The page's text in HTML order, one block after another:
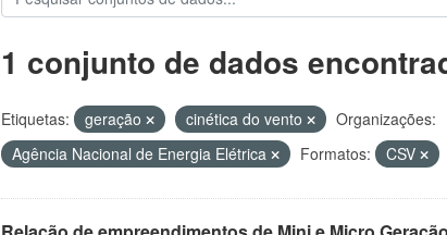
1 conjunto de dados
Etiquetas: geração cinética do vento
Organizações:
Agência Nacional de Energia Elétrica
Formatos: CSV